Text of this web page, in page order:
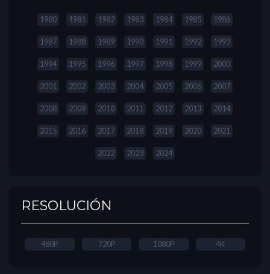
1980 1981 1982 1983 1984 1985 1986
1987 1988 1989 1990 1991 1992 1993
1994 1995 1996 1997 1998 1999 2000
2001 2002 2003 2004 2005 2006 2007
2008 2009 2010 2011 2012 2013 2014
2015 2016 2017 2018 2019 2020 2021
2022 2023 2024
RESOLUCIÓN
480P 720P 1080P 4K